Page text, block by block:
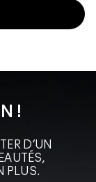
!
D’UN
PLUS.